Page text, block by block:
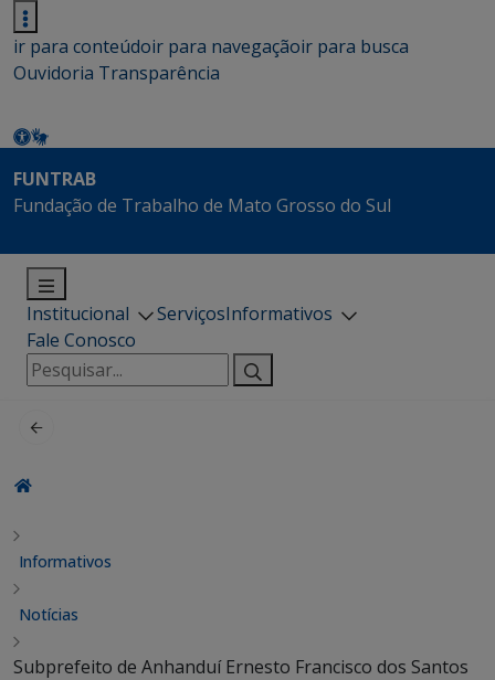
ir para conteúdoir para navegaçãoir para busca
Ouvidoria Transparência
FUNTRAB
Fundação de Trabalho de Mato Grosso do Sul
Institucional ServiçosInformativos
Fale Conosco
Pesquisar
por:
Informativos
Notícias
Subprefeito de Anhanduí Ernesto Francisco dos Santos